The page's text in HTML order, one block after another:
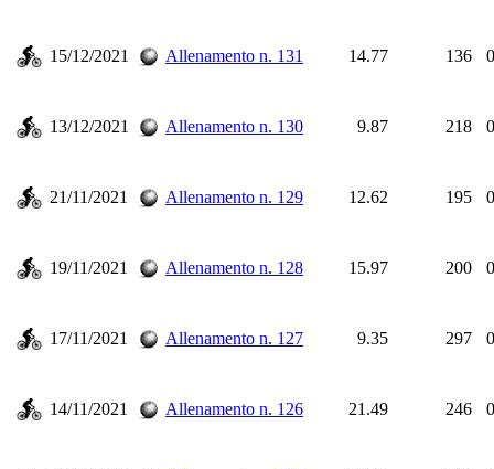
15/12/2021 Allenamento n. 131 14.77 136
13/12/2021 Allenamento n. 130 9.87 218
21/11/2021 Allenamento n. 129 12.62 195
19/11/2021 Allenamento n. 128 15.97 200
17/11/2021 Allenamento n. 127 9.35 297
14/11/2021 Allenamento n. 126 21.49 246